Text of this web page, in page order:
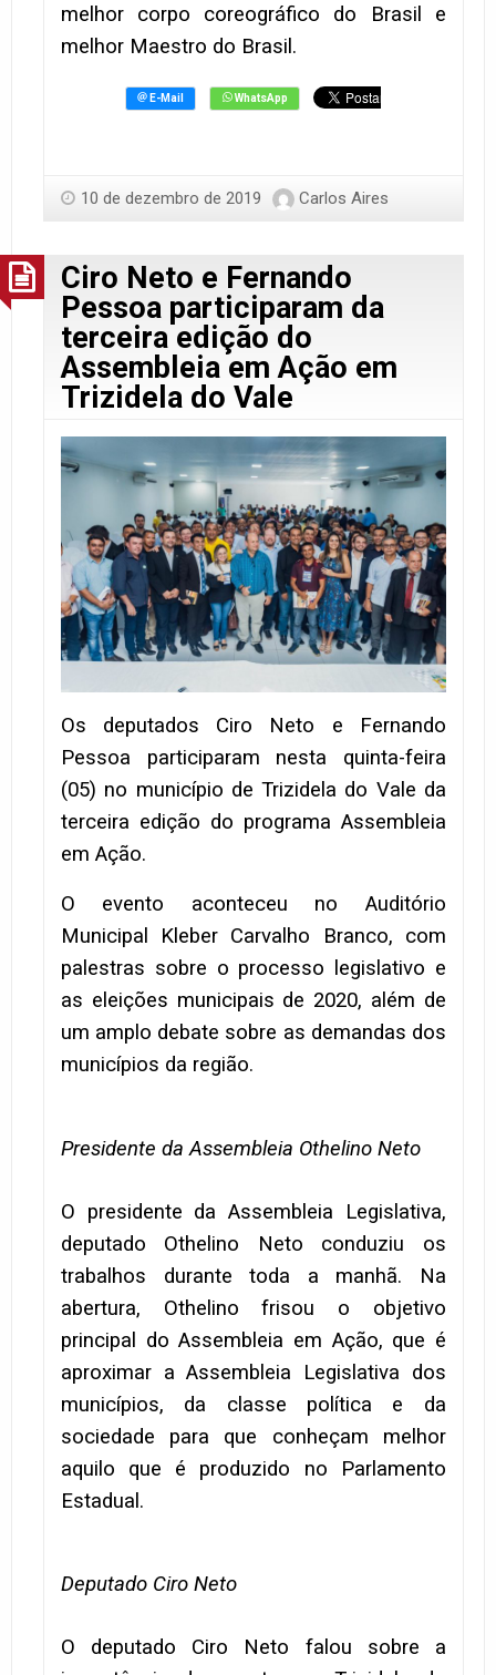
melhor corpo coreográfico do Brasil e
melhor Maestro do Brasil.
10 de dezembro de 2019 Carlos Aires
Ciro Neto e Fernando
Pessoa participaram da
terceira edição do
Assembleia em Ação em
Trizidela do Vale
Os deputados Ciro Neto e Fernando
Pessoa participaram nesta quinta-feira
(05) no município de Trizidela do Vale da
terceira edição do programa Assembleia
em Ação.
O evento aconteceu no Auditório
Municipal Kleber Carvalho Branco, com
palestras sobre o processo legislativo e
as eleições municipais de 2020, além de
um amplo debate sobre as demandas dos
municípios da região.
Presidente da Assembleia Othelino Neto
O presidente da Assembleia Legislativa,
deputado Othelino Neto conduziu os
trabalhos durante toda a manhã. Na
abertura, Othelino frisou o objetivo
principal do Assembleia em Ação, que é
aproximar a Assembleia Legislativa dos
municípios, da classe política e da
sociedade para que conheçam melhor
aquilo que é produzido no Parlamento
Estadual.
Deputado Ciro Neto
O deputado Ciro Neto falou sobre a